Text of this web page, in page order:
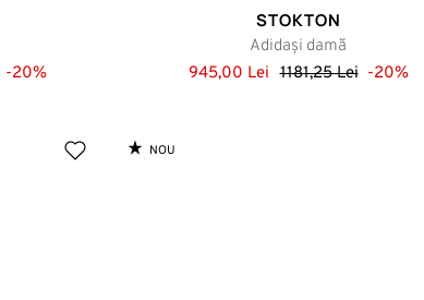
-20%
STOKTON
Adidași damă
945,00 Lei 1181,25 Lei -20%
NOU